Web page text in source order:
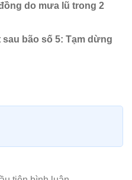
do mưa lũ trong 2
sau bão số 5: Tạm dừng